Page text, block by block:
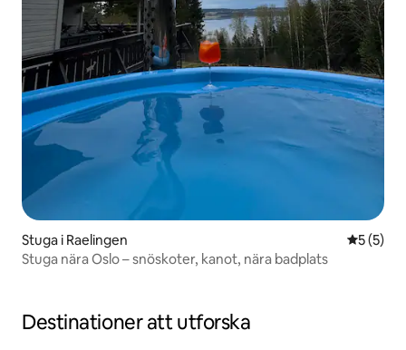
Stuga i Raelingen 5 av 5 i
5 (5)
Stuga nära Oslo – snöskoter, kanot, nära badplats
Destinationer att utforska